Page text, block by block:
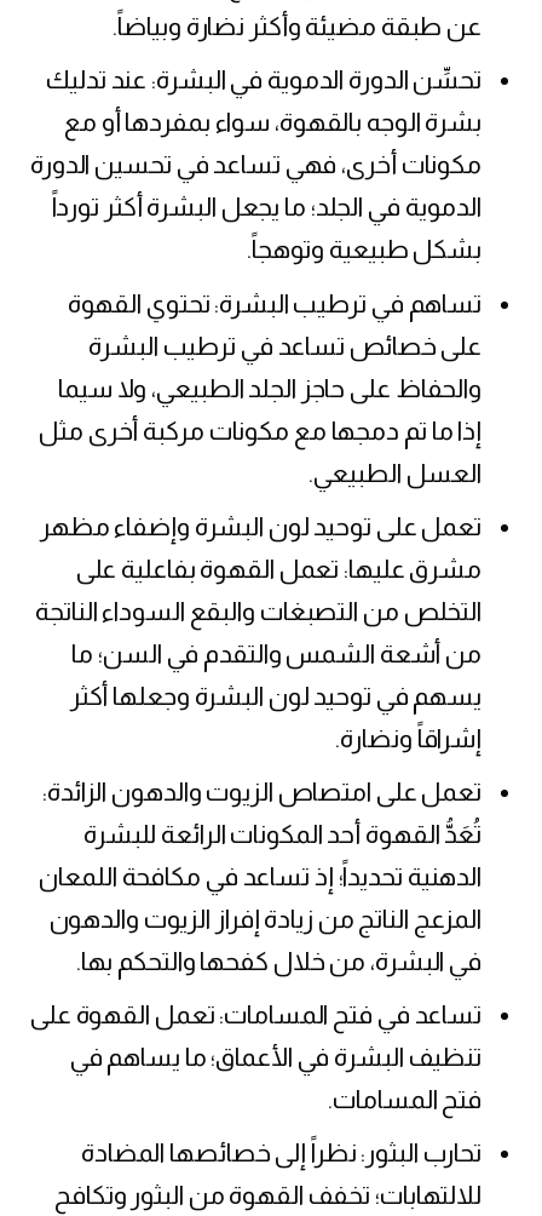
عن طبقة مضيئة وأكثر نضارة وبياضاً.
تحسِّن الدورة الدموية في البشرة: عند تدليك
بشرة الوجه بالقهوة، سواء بمفردها أو مع
مكونات أخرى، فهي تساعد في تحسين الدورة
الدموية في الجلد؛ ما يجعل البشرة أكثر تورداً
بشكل طبيعية وتوهجاً.
تساهم في ترطيب البشرة: تحتوي القهوة
على خصائص تساعد في ترطيب البشرة
والحفاظ على حاجز الجلد الطبيعي، ولا سيما
إذا ما تم دمجها مع مكونات مركبة أخرى مثل
العسل الطبيعي.
تعمل على توحيد لون البشرة وإضفاء مظهر
مشرق عليها: تعمل القهوة بفاعلية على
التخلص من التصبغات والبقع السوداء الناتجة
من أشعة الشمس والتقدم في السن؛ ما
يسهم في توحيد لون البشرة وجعلها أكثر
إشراقاً ونضارة.
تعمل على امتصاص الزيوت والدهون الزائدة:
تُعَدُّ القهوة أحد المكونات الرائعة للبشرة
الدهنية تحديداً؛ إذ تساعد في مكافحة اللمعان
المزعج الناتج من زيادة إفراز الزيوت والدهون
في البشرة، من خلال كفحها والتحكم بها.
تساعد في فتح المسامات: تعمل القهوة على
تنظيف البشرة في الأعماق؛ ما يساهم في
فتح المسامات.
تحارب البثور: نظراً إلى خصائصها المضادة
للالتهابات؛ تخفف القهوة من البثور وتكافح